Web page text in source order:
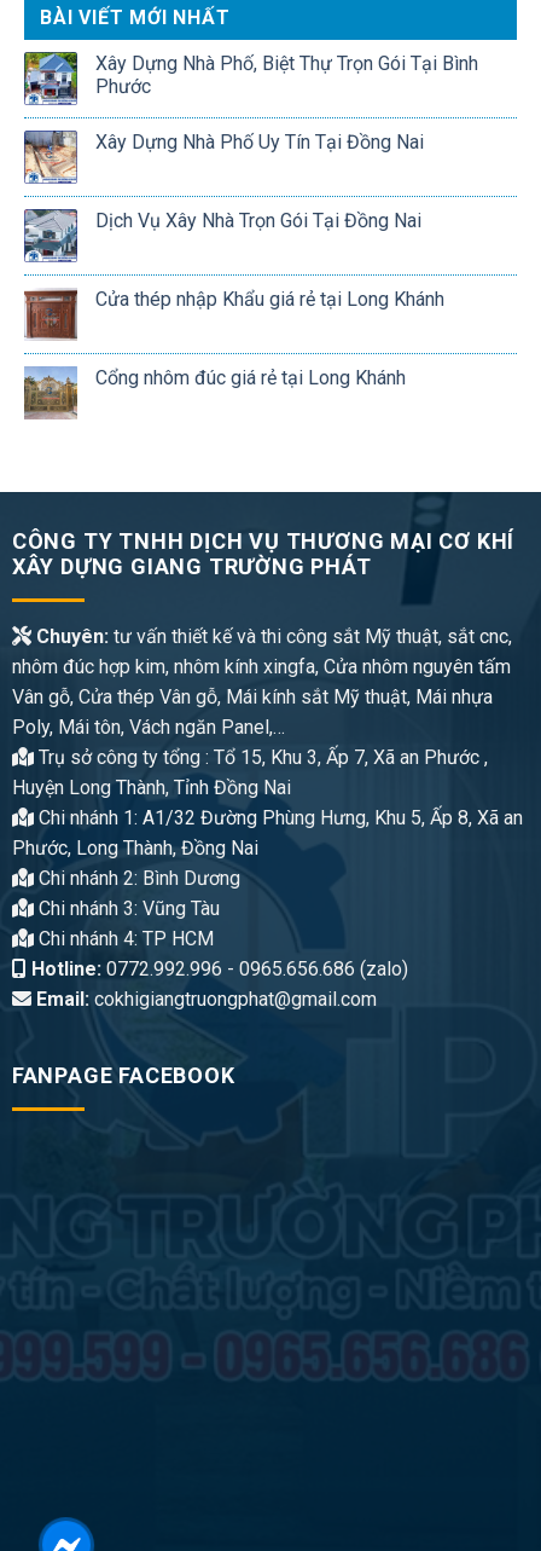
BÀI VIẾT MỚI NHẤT
Xây Dựng Nhà Phố, Biệt Thự Trọn Gói Tại Bình
Phước
Xây Dựng Nhà Phố Uy Tín Tại Đồng Nai
Dịch Vụ Xây Nhà Trọn Gói Tại Đồng Nai
Cửa thép nhập Khẩu giá rẻ tại Long Khánh
Cổng nhôm đúc giá rẻ tại Long Khánh
CÔNG TY TNHH DỊCH VỤ THƯƠNG MẠI CƠ KHÍ
XÂY DỰNG GIANG TRƯỜNG PHÁT
Chuyên:tư vấn thiết kế và thi công sắt Mỹ thuật, sắt cnc,
nhôm đúc hợp kim, nhôm kính xingfa, Cửa nhôm nguyên tấm
Vân gỗ, Cửa thép Vân gỗ, Mái kính sắt Mỹ thuật, Mái nhựa
Poly, Mái tôn, Vách ngăn Panel,…
Trụ sở công ty tổng : Tổ 15, Khu 3, Ấp 7, Xã an Phước ,
Huyện Long Thành, Tỉnh Đồng Nai
Chi nhánh 1: A1/32 Đường Phùng Hưng, Khu 5, Ấp 8, Xã an
Phước, Long Thành, Đồng Nai
Chi nhánh 2: Bình Dương
Chi nhánh 3: Vũng Tàu
Chi nhánh 4: TP HCM
Hotline:0772.992.996 - 0965.656.686 (zalo)
Email:cokhigiangtruongphat@gmail.com
FANPAGE FACEBOOK